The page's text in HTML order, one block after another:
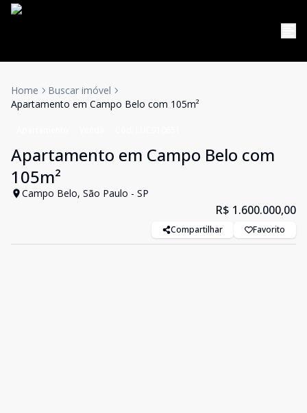
Home
Buscar imóvel
Apartamento em Campo Belo com 105m²
Apartamento em Campo Belo com
105m²
Campo Belo, São Paulo - SP
R$ 1.600.000,00
Compartilhar Favorito